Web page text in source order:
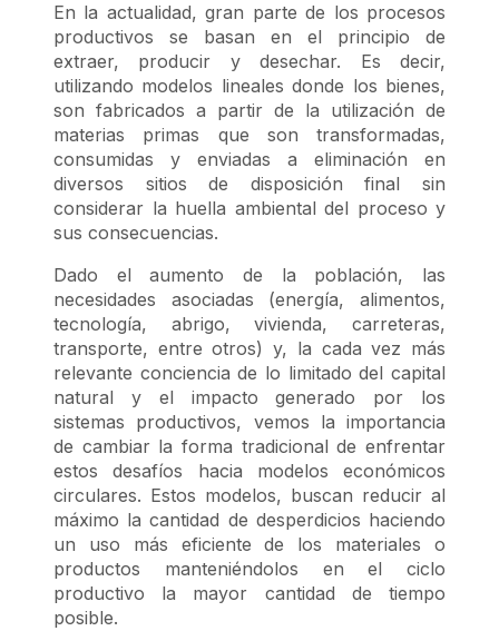
En la actualidad, gran parte de los procesos
productivos se basan en el principio de
extraer, producir y desechar. Es decir,
utilizando modelos lineales donde los bienes,
son fabricados a partir de la utilización de
materias primas que son transformadas,
consumidas y enviadas a eliminación en
diversos sitios de disposición final sin
considerar la huella ambiental del proceso y
sus consecuencias.
Dado el aumento de la población, las
necesidades asociadas (energía, alimentos,
tecnología, abrigo, vivienda, carreteras,
transporte, entre otros) y, la cada vez más
relevante conciencia de lo limitado del capital
natural y el impacto generado por los
sistemas productivos, vemos la importancia
de cambiar la forma tradicional de enfrentar
estos desafíos hacia modelos económicos
circulares. Estos modelos, buscan reducir al
máximo la cantidad de desperdicios haciendo
un uso más eficiente de los materiales o
productos manteniéndolos en el ciclo
productivo la mayor cantidad de tiempo
posible.